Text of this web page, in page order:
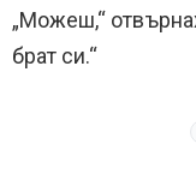
„Можеш,“
брат си.“